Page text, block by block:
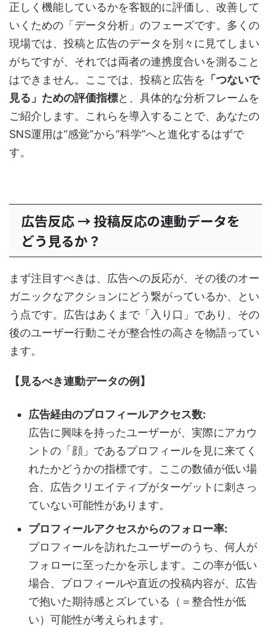
正しく機能しているかを客観的に評価し、改善して
いくための「データ分析」のフェーズです。多くの
現場では、投稿と広告のデータを別々に見てしまい
がちですが、それでは両者の連携度合いを測ること
はできません。ここでは、投稿と広告を 「つないで
見る」ための評価指標と、具体的な分析フレームを
ご紹介します。これらを導入することで、あなたの
SNS運用は“感覚”から“科学”へと進化するはずで
す。
広告反応 → 投稿反応の連動データを
どう見るか？
まず注目すべきは、広告への反応が、その後のオー
ガニックなアクションにどう繋がっているか、とい
う点です。広告はあくまで「入り口」であり、その
後のユーザー行動こそが整合性の高さを物語ってい
ます。
【見るべき連動データの例】
広告経由のプロフィールアクセス数:
広告に興味を持ったユーザーが、実際にアカウ
ントの「顔」であるプロフィールを見に来てく
れたかどうかの指標です。ここの数値が低い場
合、広告クリエイティブがターゲットに刺さっ
ていない可能性があります。
プロフィールアクセスからのフォロー率:
プロフィールを訪れたユーザーのうち、何人が
フォローに至ったかを示します。この率が低い
場合、プロフィールや直近の投稿内容が、広告
で抱いた期待感とズレている（＝整合性が低
い）可能性が考えられます。